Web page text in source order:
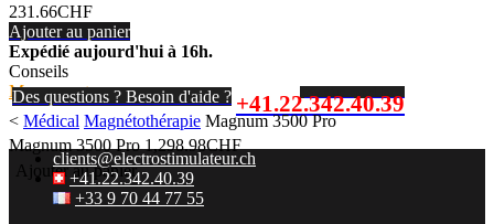
231.66CHF
Ajouter au panier
Expédié aujourd'hui à 16h.
Conseils
Mon compte
Des questions ? Besoin d'aide ? +41.22.342.40.39
Magnum 3500 Pro 1,298.98CHF
Ajouter au panier
< Médical Magnétothérapie Magnum 3500 Pro
clients@electrostimulateur.ch
+41.22.342.40.39
+33 9 70 44 77 55